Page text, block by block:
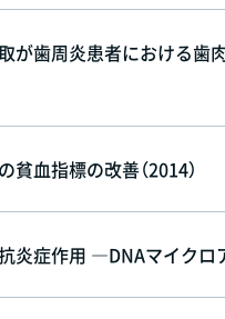
が歯周炎患者における歯
血指標の改善（2014）
炎症作用 ―DNAマイクロ